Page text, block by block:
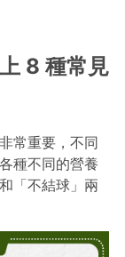
8 種常見
常重要，不同
種不同的營養
「不結球」兩